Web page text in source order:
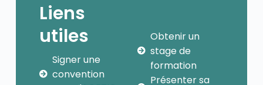
Liens
utiles
Signer une
convention
Obtenir un
stage de
formation
Présenter sa